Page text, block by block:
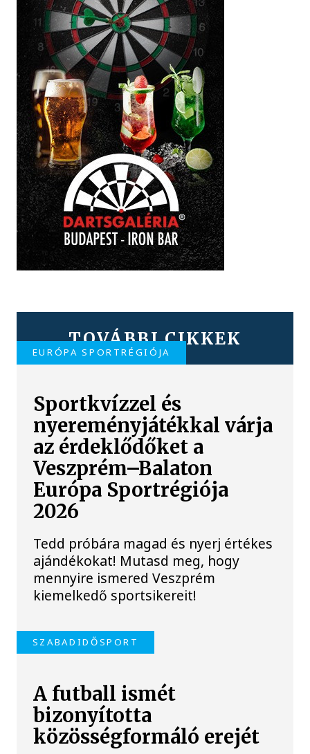
TOVÁBBI CIKKEK
EURÓPA SPORTRÉGIÓJA
Sportkvízzel és
nyereményjátékkal várja
az érdeklődőket a
Veszprém–Balaton
Európa Sportrégiója
2026
Tedd próbára magad és nyerj értékes
ajándékokat! Mutasd meg, hogy
mennyire ismered Veszprém
kiemelkedő sportsikereit!
SZABADIDŐSPORT
A futball ismét
bizonyította
közösségformáló erejét